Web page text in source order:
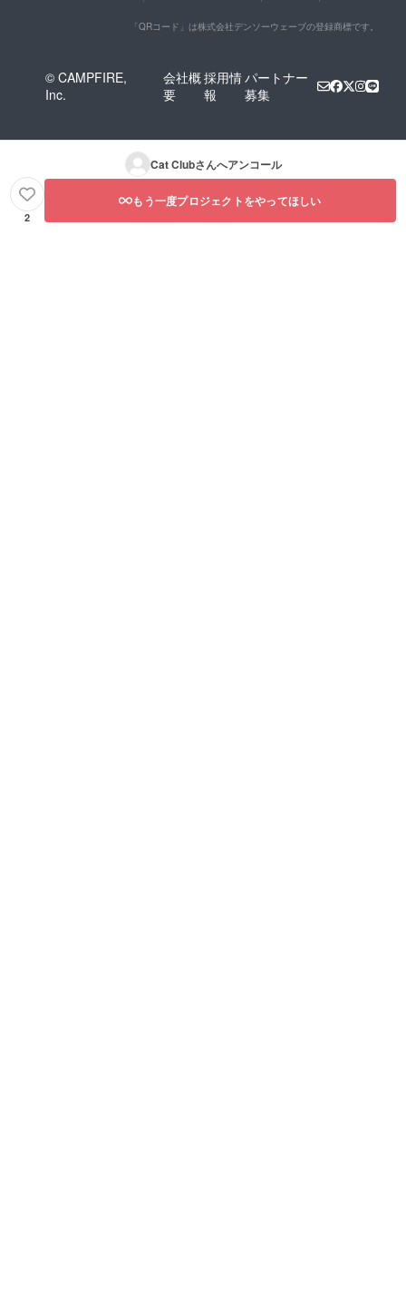
「QRコード」は株式会社デンソーウェーブの登録商標です。
© CAMPFIRE,
Inc.
会社概
要
採用情
報
パートナー
募集
Cat Clubさんへアンコール
2
もう一度プロジェクトをやってほしい